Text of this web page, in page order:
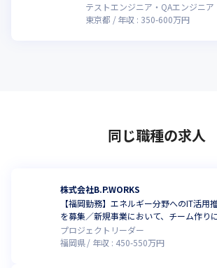
テストエンジニア・QAエンジニア
東京都
年収 : 350-600万円
同じ職種の求人
株式会社B.P.WORKS
【福岡勤務】エネルギー分野へのIT活用
を募集／新規事業において、チーム作り
プロジェクトリーダー
福岡県
年収 : 450-550万円